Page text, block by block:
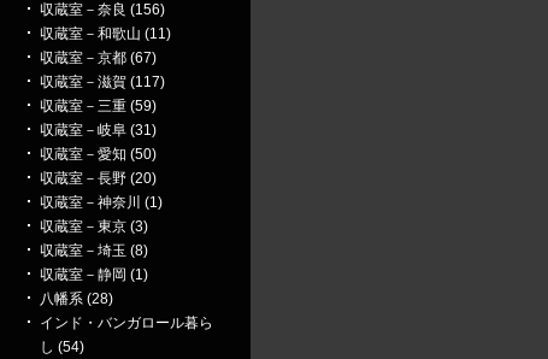
収蔵室－奈良 (156)
収蔵室－和歌山 (11)
収蔵室－京都 (67)
収蔵室－滋賀 (117)
収蔵室－三重 (59)
収蔵室－岐阜 (31)
収蔵室－愛知 (50)
収蔵室－長野 (20)
収蔵室－神奈川 (1)
収蔵室－東京 (3)
収蔵室－埼玉 (8)
収蔵室－静岡 (1)
八幡系 (28)
インド・バンガロール暮ら
し (54)